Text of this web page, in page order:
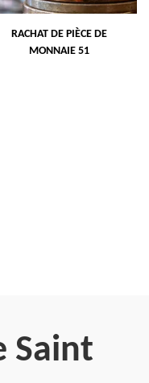
RACHAT DE PIÈCE DE
MONNAIE 51
Saint